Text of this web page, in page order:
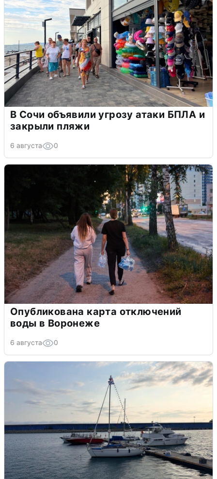
В Сочи объявили угрозу атаки БПЛА и
закрыли пляжи
6 августа 0
Опубликована карта отключений
воды в Воронеже
6 августа 0